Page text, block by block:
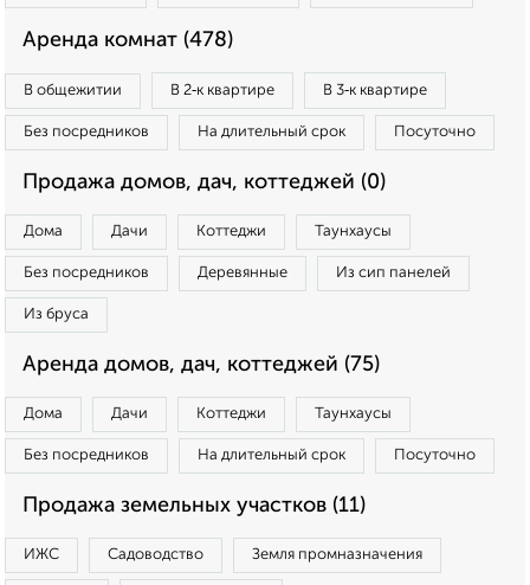
Аренда комнат (478)
В общежитии В 2‑к квартире В 3‑к квартире
Без посредников На длительный срок Посуточно
Продажа домов, дач, коттеджей (0)
Дома Дачи Коттеджи Таунхаусы
Без посредников Деревянные Из сип панелей
Из бруса
Аренда домов, дач, коттеджей (75)
Дома Дачи Коттеджи Таунхаусы
Без посредников На длительный срок Посуточно
Продажа земельных участков (11)
ИЖС Садоводство Земля промназначения